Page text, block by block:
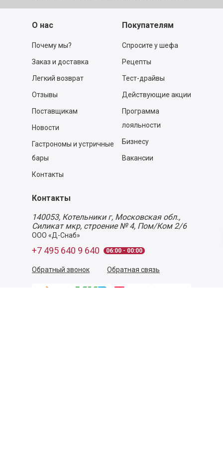
О нас
Почему мы?
Заказ и доставка
Легкий возврат
Отзывы
Поставщикам
Новости
Гастрономы и устричные
бары
Контакты
Покупателям
Спросите у шефа
Рецепты
Тест-драйвы
Действующие акции
Программа
лояльности
Бизнесу
Вакансии
Контакты
140053, Котельники г, Московская обл.,
Силикат мкр, строение № 4, Пом/Ком 2/6
ООО «Д-Снаб»
+7 495 640 9 640 06:00 - 00:00
Обратный звонок Обратная связь